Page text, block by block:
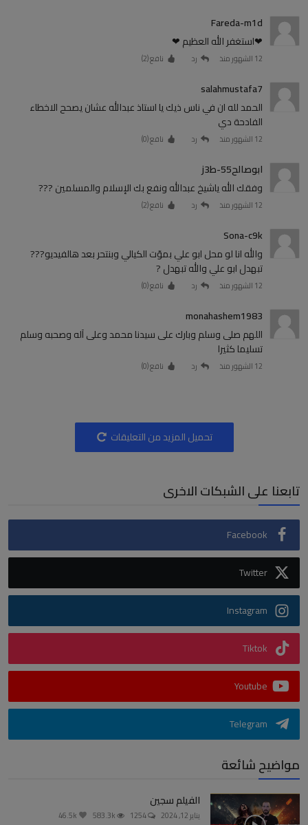
Fareda-m1d
❤استغفر الله العظيم ❤
12 الشهور منذ رد نافع (2
)
salahmustafa7
الحمد لله ان في ناس ذيك يا استاذ عبدالله عشان يصحح الاخطاء
الفادحة دي
12 الشهور منذ رد نافع (0
)
ابوصالح55-ط3ز
وفقك الله ياشيخ عبدالله ونفع بك الإسلام والمسلمين ???
12 الشهور منذ رد نافع (2
)
Sona-c9k
والله انا لو محل ابو علي بموّت الكيالي وبنتحر بعد هالفيديو???
تبهدل ابو علي والله تبهدل ?
12 الشهور منذ رد نافع (0
)
monahashem1983
اللهم صلى وسلم وبارك على سيدنا محمد وعلى آله وصحبه وسلم
تسليما كثيرا
12 الشهور منذ رد نافع (0
)
تحميل المزيد من التعليقات
تابعنا على الشبكات الاخرى
Facebook
Twitter
Instagram
Tiktok
Youtube
Telegram
مواضيح شائعة
الفيلم سجين
يناير 12, 2024